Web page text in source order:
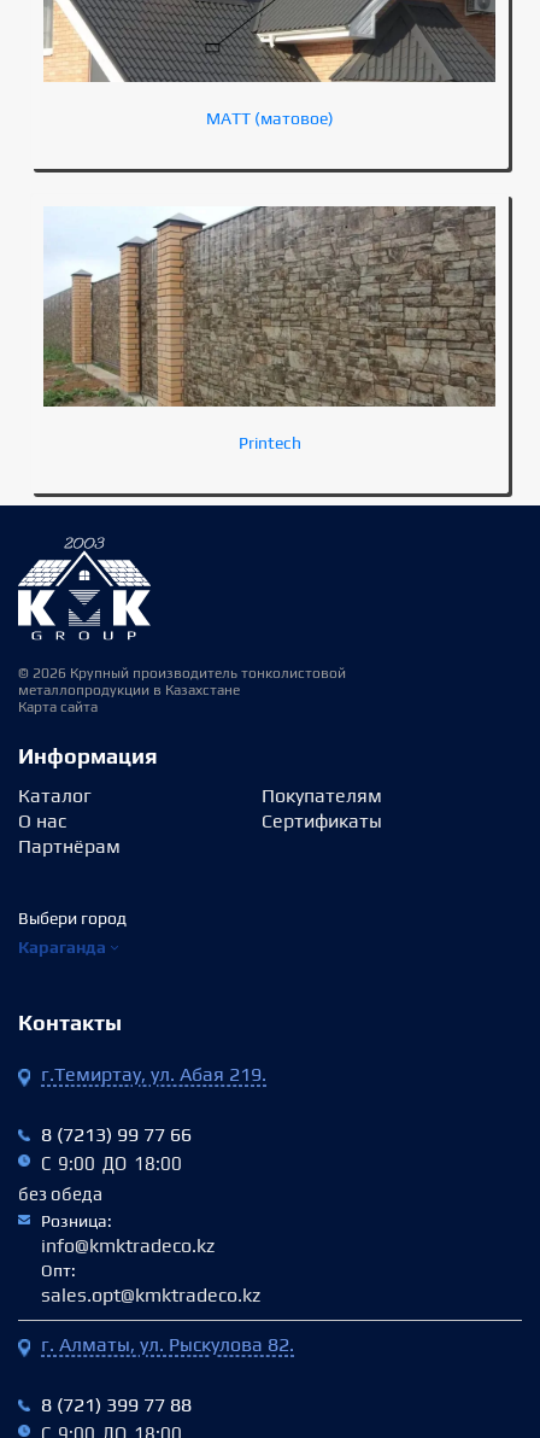
MATT (матовое)
Printech
© 2026 Крупный производитель тонколистовой
металлопродукции в Казахстане
Карта сайта
Информация
Каталог
О нас
Партнёрам
Покупателям
Сертификаты
Выбери город
Караганда
Контакты
г.Темиртау, ул. Абая 219.
8 (7213) 99 77 66
С 9:00 ДО 18:00
без обеда
Розница:
info@kmktradeco.kz
Опт:
sales.opt@kmktradeco.kz
г. Алматы, ул. Рыскулова 82.
8 (721) 399 77 88